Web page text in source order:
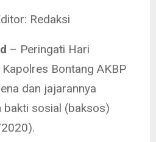
Redaksi
– Peringati Hari
Bontang AKBP
dan jajarannya
bakti sosial (baksos)